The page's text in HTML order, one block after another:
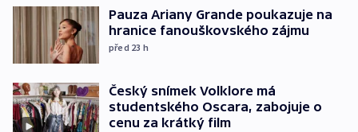
Pauza Ariany Grande poukazuje na
hranice fanouškovského zájmu
před 23 h
Český snímek Volklore má
studentského Oscara, zabojuje o
cenu za krátký film